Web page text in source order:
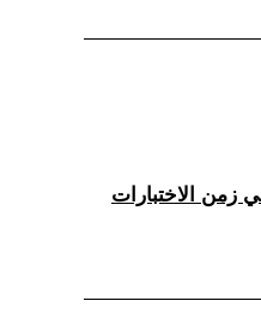
زمن الاختبارات